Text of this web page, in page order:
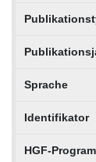
Sprache
Identifikator
HGF-